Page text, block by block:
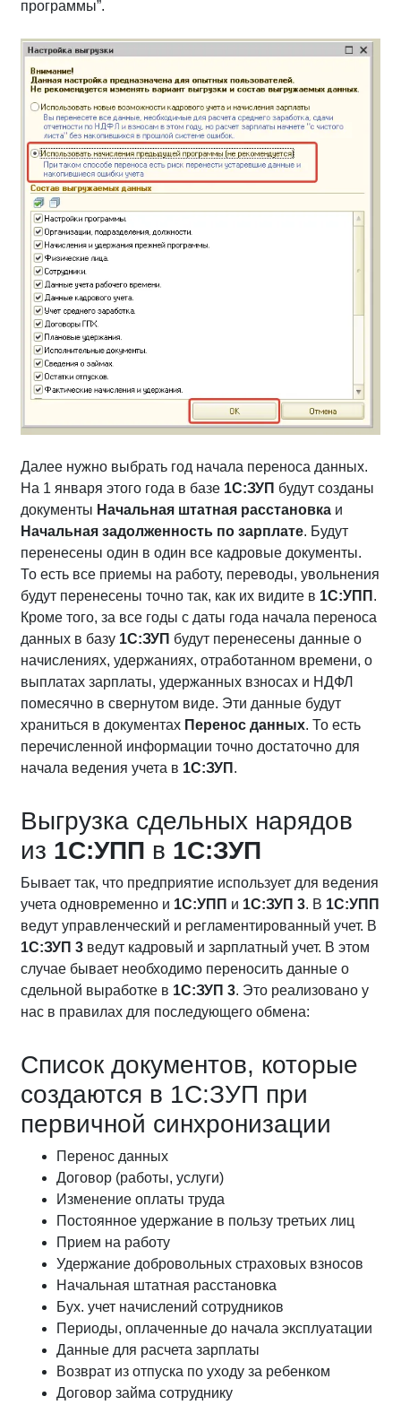
программы”.
Далее нужно выбрать год начала переноса данных.
На 1 января этого года в базе 1С:ЗУП будут созданы
документы Начальная штатная расстановка и
Начальная задолженность по зарплате. Будут
перенесены один в один все кадровые документы.
То есть все приемы на работу, переводы, увольнения
будут перенесены точно так, как их видите в 1С:УПП .
Кроме того, за все годы с даты года начала переноса
данных в базу 1С:ЗУП будут перенесены данные о
начислениях, удержаниях, отработанном времени, о
выплатах зарплаты, удержанных взносах и НДФЛ
помесячно в свернутом виде. Эти данные будут
храниться в документах Перенос данных. То есть
перечисленной информации точно достаточно для
начала ведения учета в 1С:ЗУП .
Выгрузка сдельных нарядов
из 1С:УПП в 1С:ЗУП
Бывает так, что предприятие использует для ведения
учета одновременно и 1С:УПП и 1С:ЗУП 3. В 1С:УПП
ведут управленческий и регламентированный учет. В
1С:ЗУП 3 ведут кадровый и зарплатный учет. В этом
случае бывает необходимо переносить данные о
сдельной выработке в 1С:ЗУП 3. Это реализовано у
нас в правилах для последующего обмена:
Список документов, которые
создаются в 1С:ЗУП при
первичной синхронизации
Перенос данных
Договор (работы, услуги)
Изменение оплаты труда
Постоянное удержание в пользу третьих лиц
Прием на работу
Удержание добровольных страховых взносов
Начальная штатная расстановка
Бух. учет начислений сотрудников
Периоды, оплаченные до начала эксплуатации
Данные для расчета зарплаты
Возврат из отпуска по уходу за ребенком
Договор займа сотруднику